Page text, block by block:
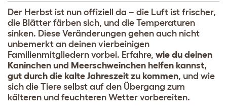
Der Herbst ist nun offiziell da – die Luft ist frischer,
die Blätter färben sich, und die Temperaturen
sinken. Diese Veränderungen gehen auch nicht
unbemerkt an deinen vierbeinigen
Familienmitgliedern vorbei. Erfahre, wie du deinen
Kaninchen und Meerschweinchen helfen kannst,
gut durch die kalte Jahreszeit zu kommen, und wie
sich die Tiere selbst auf den Übergang zum
kälteren und feuchteren Wetter vorbereiten.